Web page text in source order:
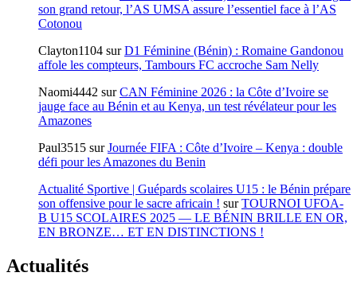
son grand retour, l’AS UMSA assure l’essentiel face à l’AS
Cotonou
Clayton1104 surD1 Féminine (Bénin) : Romaine Gandonou
affole les compteurs, Tambours FC accroche Sam Nelly
Naomi4442 surCAN Féminine 2026 : la Côte d’Ivoire se
jauge face au Bénin et au Kenya, un test révélateur pour les
Amazones
Paul3515 surJournée FIFA : Côte d’Ivoire – Kenya : double
défi pour les Amazones du Benin
Actualité Sportive | Guépards scolaires U15 : le Bénin prépare
son offensive pour le sacre africain ! surTOURNOI UFOA-
B U15 SCOLAIRES 2025 — LE BÉNIN BRILLE EN OR,
EN BRONZE… ET EN DISTINCTIONS !
Actualités